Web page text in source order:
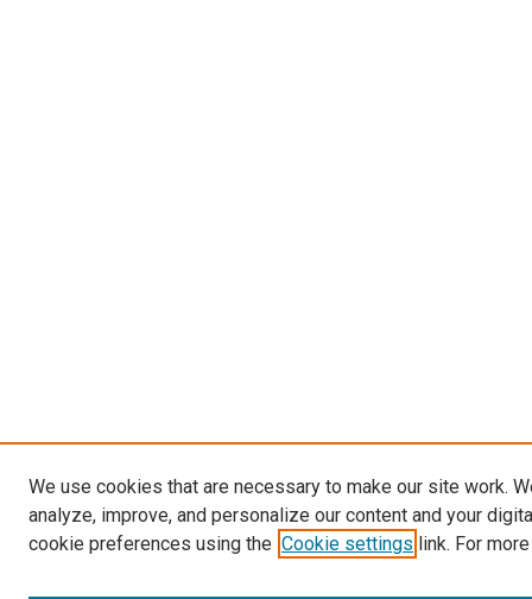
We use cookies that are necessary to make our site work.
analyze, improve, and personalize our content and your
cookie preferences using the Cookie settings link. For